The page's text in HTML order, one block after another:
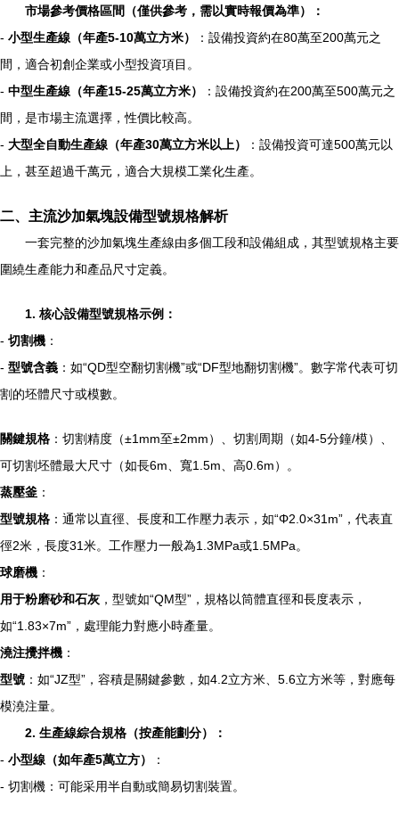
市場參考價格區間（僅供參考，需以實時報價為準）：
- 小型生產線（年產5-10萬立方米）
：設備投資約在80萬至200萬元之
間，適合初創企業或小型投資項目。
- 中型生產線（年產15-25萬立方米）
：設備投資約在200萬至500萬元之
間，是市場主流選擇，性價比較高。
- 大型全自動生產線（年產30萬立方米以上）
：設備投資可達500萬元以
上，甚至超過千萬元，適合大規模工業化生產。
二、主流沙加氣塊設備型號規格解析
一套完整的沙加氣塊生產線由多個工段和設備組成，其型號規格主要
圍繞生產能力和產品尺寸定義。
1. 核心設備型號規格示例：
- 切割機 ：
- 型號含義 ：如“QD型空翻切割機”或“DF型地翻切割機”。數字常代表可切
割的坯體尺寸或模數。
關鍵規格 ：切割精度（±1mm至±2mm）、切割周期（如4-5分鐘/模）、
可切割坯體最大尺寸（如長6m、寬1.5m、高0.6m）。
蒸壓釜 ：
型號規格 ：通常以直徑、長度和工作壓力表示，如“Φ2.0×31m”，代表直
徑2米，長度31米。工作壓力一般為1.3MPa或1.5MPa。
球磨機 ：
用于粉磨砂和石灰 ，型號如“QM型”，規格以筒體直徑和長度表示，
如“1.83×7m”，處理能力對應小時產量。
澆注攪拌機 ：
型號 ：如“JZ型”，容積是關鍵參數，如4.2立方米、5.6立方米等，對應每
模澆注量。
2. 生產線綜合規格（按產能劃分）：
- 小型線（如年產5萬立方）
：
- 切割機：可能采用半自動或簡易切割裝置。